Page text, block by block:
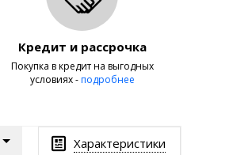
Кредит и рассрочка
Покупка в кредит на выгодных
условиях -подробнее
Характеристики